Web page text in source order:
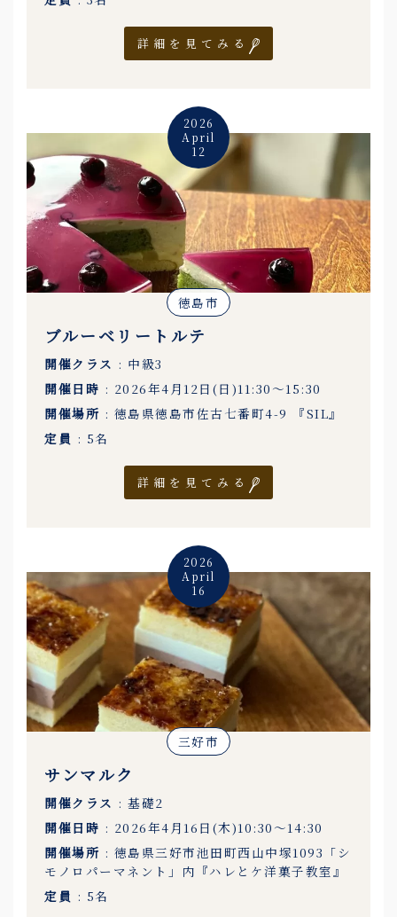
詳細を見てみる
2026
April
12
徳島市
ブルーベリートルテ
開催クラス : 中級3
開催日時 : 2026年4月12日(日)11:30〜15:30
開催場所 : 徳島県徳島市佐古七番町4-9 『SIL』
定員 : 5名
詳細を見てみる
2026
April
16
三好市
サンマルク
開催クラス : 基礎2
開催日時 : 2026年4月16日(木)10:30〜14:30
開催場所 : 徳島県三好市池田町西山中塚1093「シ
モノロパーマネント」内『ハレとケ洋菓子教室』
定員 : 5名